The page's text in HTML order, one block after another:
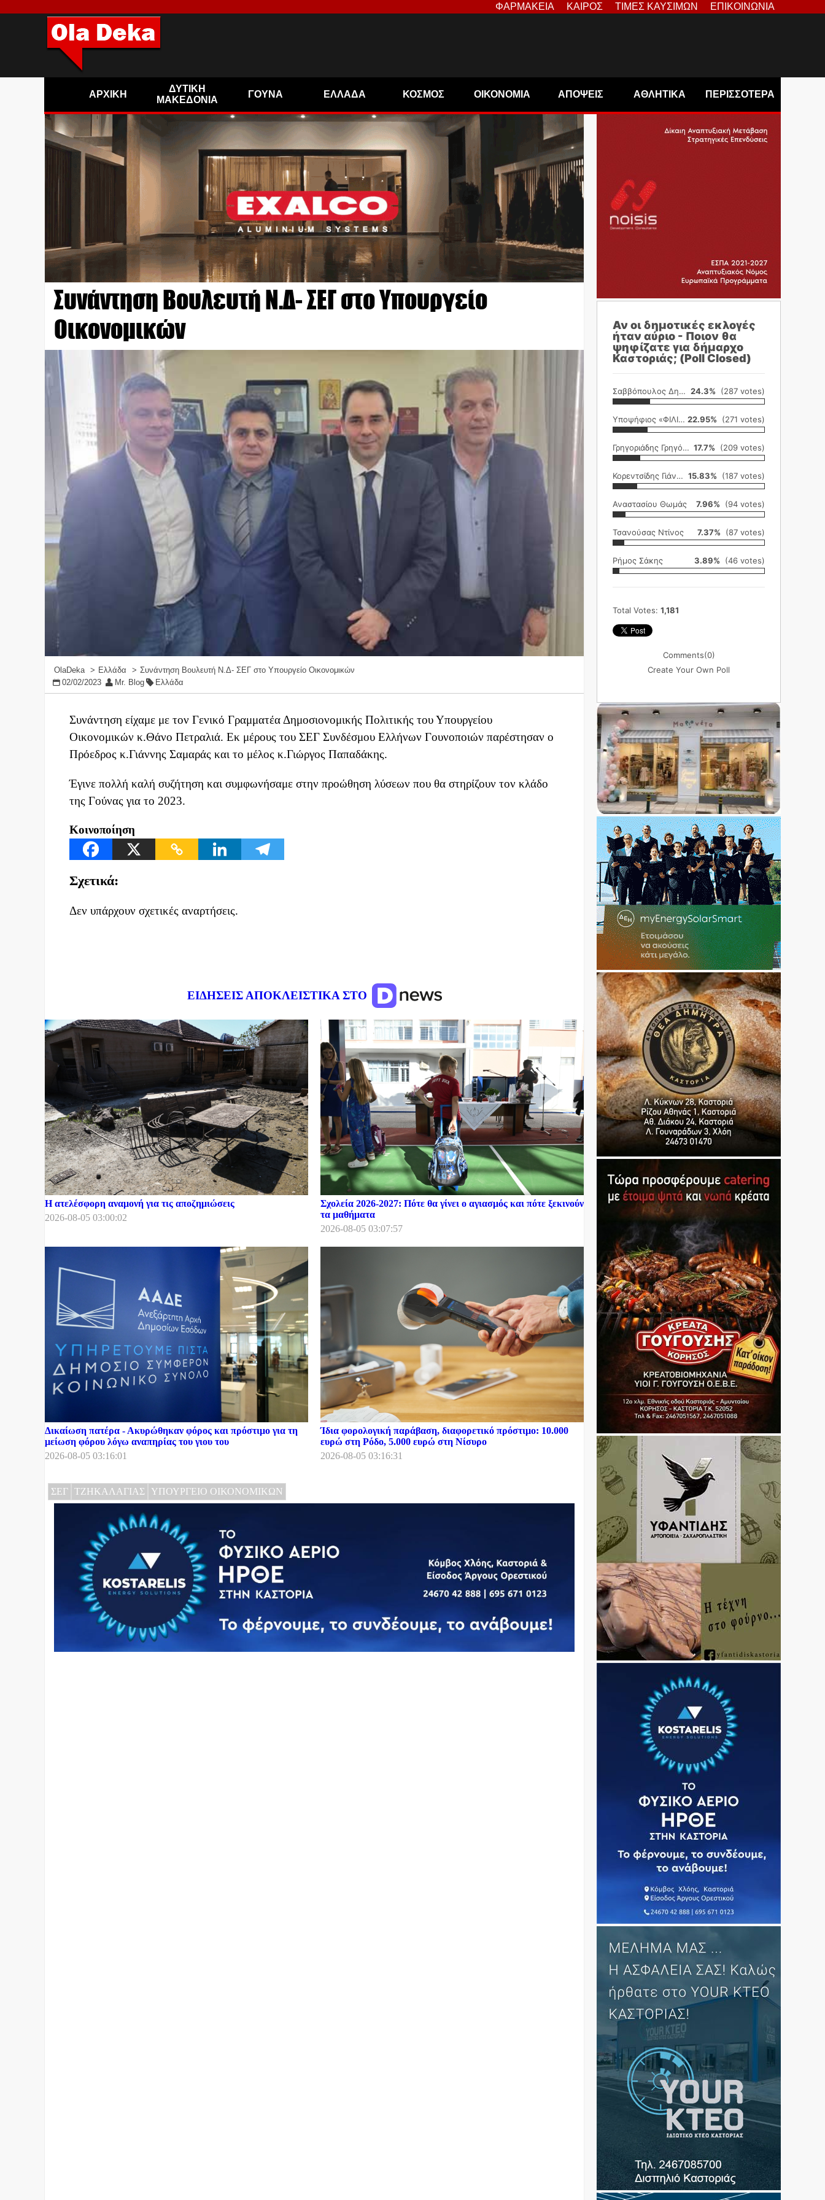
ΦΑΡΜΑΚΕΙΑ ΚΑΙΡΟΣ ΤΙΜΕΣ ΚΑΥΣΙΜΩΝ ΕΠΙΚΟΙΝΩΝΙΑ
ΑΡΧΙΚΗ
ΔΥΤΙΚΗ
ΜΑΚΕΔΟΝΙΑ
ΓΟΥΝΑ ΕΛΛΑΔΑ ΚΟΣΜΟΣ ΟΙΚΟΝΟΜΙΑ ΑΠΟΨΕΙΣ ΑΘΛΗΤΙΚΑ ΠΕΡΙΣΣΟΤΕΡΑ
Συνάντηση Βουλευτή Ν.Δ- ΣΕΓ στο Υπουργείο
Οικονομικών
OlaDeka Ελλάδα
Συνάντηση Βουλευτή Ν.Δ- ΣΕΓ στο Υπουργείο Οικονομικών
02/02/2023
Mr. Blog Ελλάδα
Συνάντηση είχαμε με τον Γενικό Γραμματέα Δημοσιονομικής Πολιτικής του Υπουργείου
Οικονομικών κ.Θάνο Πετραλιά. Εκ μέρους του ΣΕΓ Συνδέσμου Ελλήνων Γουνοποιών παρέστησαν ο
Πρόεδρος κ.Γιάννης Σαμαράς και το μέλος κ.Γιώργος Παπαδάκης.
Έγινε πολλή καλή συζήτηση και συμφωνήσαμε στην προώθηση λύσεων που θα στηρίζουν τον κλάδο
της Γούνας για το 2023.
Κοινοποίηση
Σχετικά:
Δεν υπάρχουν σχετικές αναρτήσεις.
ΕΙΔΗΣΕΙΣ ΑΠΟΚΛΕΙΣΤΙΚΑ ΣΤΟ
Η ατελέσφορη αναμονή για τις αποζημιώσεις
2026-08-05 03:00:02
Σχολεία 2026-2027: Πότε θα γίνει ο αγιασμός και πότε ξεκινούν
τα μαθήματα
2026-08-05 03:07:57
Δικαίωση πατέρα - Ακυρώθηκαν φόρος και πρόστιμο για τη
μείωση φόρου λόγω αναπηρίας του γιου του
2026-08-05 03:16:01
Ίδια φορολογική παράβαση, διαφορετικό πρόστιμο: 10.000
ευρώ στη Ρόδο, 5.000 ευρώ στη Νίσυρο
2026-08-05 03:16:31
ΣΕΓ ΤΖΗΚΑΛΑΓΙΑΣ ΥΠΟΥΡΓΕΙΟ ΟΙΚΟΝΟΜΙΚΩΝ
Αν οι δημοτικές εκλογές
ήταν αύριο - Ποιον θα
ψηφίζατε για δήμαρχο
Καστοριάς; (Poll Closed)
Σαββόπουλος Δημήτρης 24.3% (287 votes)
Υποψήφιος «ΦΙΛΙΚΗ ΕΤΑΙΡΕΙΑ» 22.95% (271 votes)
Γρηγοριάδης Γρηγόρης 17.7% (209 votes)
Κορεντσίδης Γιάννης 15.83% (187 votes)
Αναστασίου Θωμάς 7.96% (94 votes)
Τσανούσας Ντίνος 7.37% (87 votes)
Ρήμος Σάκης 3.89% (46 votes)
Total Votes: 1,181
Comments(0)
Create Your Own Poll